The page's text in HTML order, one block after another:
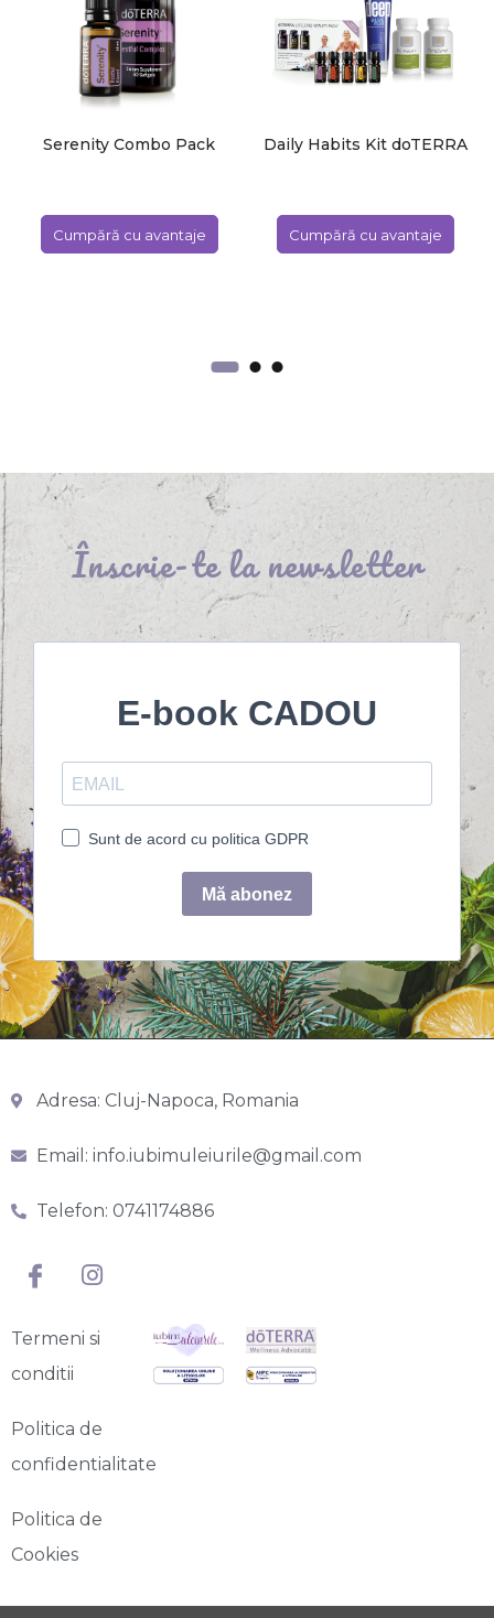
Serenity Combo Pack
Cumpără cu avantaje
Daily Habits Kit doTERRA
Cumpără cu avantaje
Înscrie-te la newsletter
Adresa: Cluj-Napoca, Romania
Email: info.iubimuleiurile@gmail.com
Telefon: 0741174886
Termeni si
conditii
Politica de
confidentialitate
Politica de
Cookies